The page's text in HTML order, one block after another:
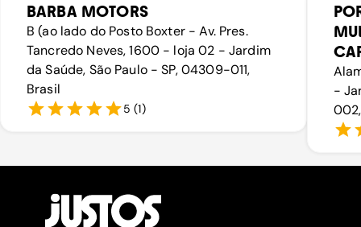
BARBA MOTORS
B (ao lado do Posto Boxter - Av. Pres.
Tancredo Neves, 1600 - loja 02 - Jardim
da Saúde, São Paulo - SP, 04309-011,
Brasil
5 (1)
-